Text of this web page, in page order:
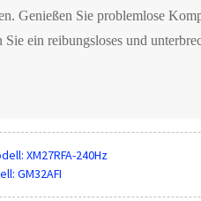
Genießen Sie problemlose
Sie ein reibungsloses und
XM27RFA-240Hz
GM32AFI